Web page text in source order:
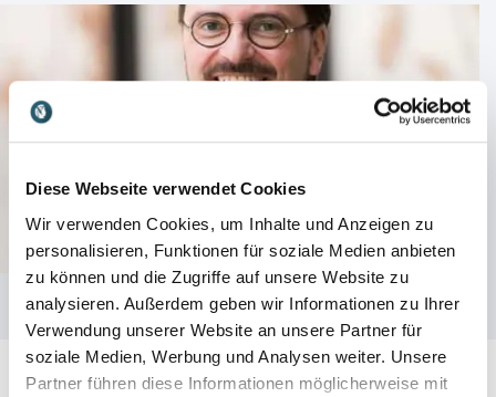
Diese Webseite verwendet Cookies
Wir verwenden Cookies, um Inhalte und Anzeigen zu
personalisieren, Funktionen für soziale Medien anbieten
zu können und die Zugriffe auf unsere Website zu
analysieren. Außerdem geben wir Informationen zu Ihrer
Verwendung unserer Website an unsere Partner für
soziale Medien, Werbung und Analysen weiter. Unsere
Partner führen diese Informationen möglicherweise mit